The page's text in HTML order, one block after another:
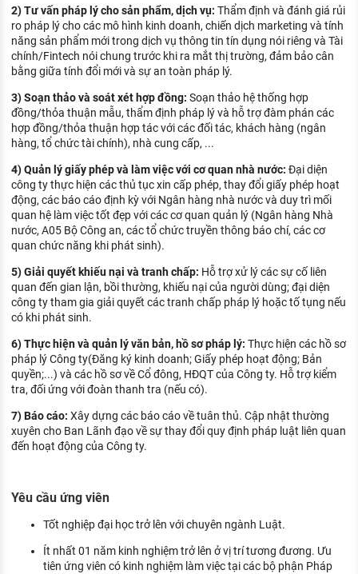
Xu hướng việc làm
XÂY DỰNG VÀ PHÁT TRIỂN ĐỘI NGŨ
NHÂN SỰ
TUYỂN DỤNG VIỆC LÀM
2) Tư vấn pháp lý cho sản phẩm, dịch vụ: Thẩm định và đánh giá rủi
ro pháp lý cho các mô hình kinh doanh, chiến dịch marketing và tính
năng sản phẩm mới trong dịch vụ thông tin tín dụng nói riêng và Tài
chính/Fintech nói chung trước khi ra mắt thị trường, đảm bảo cân
bằng giữa tính đổi mới và sự an toàn pháp lý.
3) Soạn thảo và soát xét hợp đồng: Soạn thảo hệ thống hợp
đồng/thỏa thuận mẫu, thẩm định pháp lý và hỗ trợ đàm phán các
hợp đồng/thỏa thuận hợp tác với các đối tác, khách hàng (ngân
hàng, tổ chức tài chính), nhà cung cấp, ...
4) Quản lý giấy phép và làm việc với cơ quan nhà nước: Đại diện
công ty thực hiện các thủ tục xin cấp phép, thay đổi giấy phép hoạt
động, các báo cáo định kỳ với Ngân hàng nhà nước và duy trì mối
quan hệ làm việc tốt đẹp với các cơ quan quản lý (Ngân hàng Nhà
nước, A05 Bộ Công an, các tổ chức truyền thông báo chí, các cơ
quan chức năng khi phát sinh).
5) Giải quyết khiếu nại và tranh chấp: Hỗ trợ xử lý các sự cố liên
quan đến gian lận, bồi thường, khiếu nại của người dùng; đại diện
công ty tham gia giải quyết các tranh chấp pháp lý hoặc tố tụng nếu
có khi phát sinh.
6) Thực hiện và quản lý văn bản, hồ sơ pháp lý: Thực hiện các hồ sơ
pháp lý Công ty(Đăng ký kinh doanh; Giấy phép hoạt động; Bản
quyền;...) và các hồ sơ về Cổ đông, HĐQT của Công ty. Hỗ trợ kiểm
tra, đối ứng với đoàn thanh tra (nếu có).
7) Báo cáo: Xây dựng các báo cáo về tuân thủ. Cập nhật thường
xuyên cho Ban Lãnh đạo về sự thay đổi quy định pháp luật liên quan
đến hoạt động của Công ty.
Yêu cầu ứng viên
Tốt nghiệp đại học trở lên với chuyên ngành Luật.
Ít nhất 01 năm kinh nghiệm trở lên ở vị trí tương đương. Ưu
tiên ứng viên có kinh nghiệm làm việc tại các bộ phận Pháp